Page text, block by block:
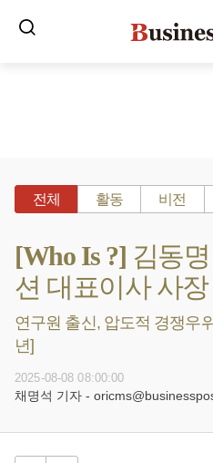
전체 활동 비전
[Who Is ?] 김동
션 대표이사 사장
연구원 출신, 압도적 경쟁우
년]
2025-08-08 08:00:00
채명석 기자 -